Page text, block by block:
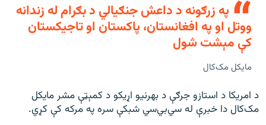
په زرګونه د داعش جنګیالي د بګرام له زندانه
ووتل او په افغانستان، پاکستان او تاجیکستان
کې مېشت شول
مايکل مک‌کال
د امریکا د استازو جرګې د بهرنیو اړیکو د کمېټې مشر مایکل
مک‌کال دا خبرې له سي‌بي‌سي شبکې سره په مرکه کې کړي.